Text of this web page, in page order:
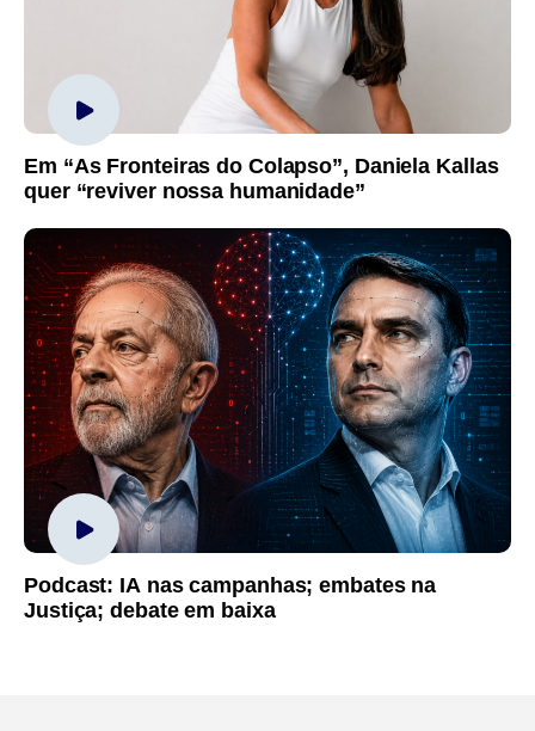
Em “As Fronteiras do Colapso”, Daniela Kallas
quer “reviver nossa humanidade”
Podcast: IA nas campanhas; embates na
Justiça; debate em baixa